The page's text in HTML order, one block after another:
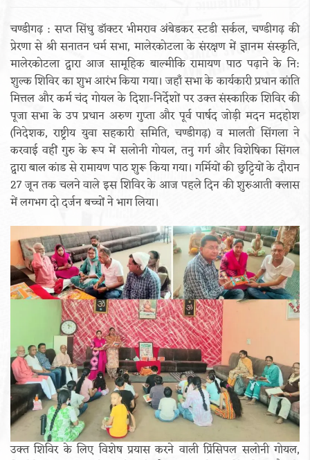
चण्डीगढ़ : सप्त सिंधु डॉक्टर भीमराव अंबेडकर स्टडी सर्कल, चण्डीगढ़ की
प्रेरणा से श्री सनातन धर्म सभा, मालेरकोटला के संरक्षण में ज्ञानम संस्कृति,
मालेरकोटला द्वारा आज सामूहिक बाल्मीकि रामायण पाठ पढ़ाने के नि:
शुल्क शिविर का शुभ आरंभ किया गया। जहाँ सभा के कार्यकारी प्रधान कांति
मित्तल और कर्म चंद गोयल के दिशा-निर्देशों पर उक्त संस्कारिक शिविर की
पूजा सभा के उप प्रधान अरुण गुप्ता और पूर्व पार्षद जोड़ी मदन मदहोश
(निदेशक, राष्ट्रीय युवा सहकारी समिति, चण्डीगढ़) व मालती सिंगला ने
करवाई वहीं गुरु के रूप में सलोनी गोयल, तनु गर्ग और विशेषिका सिंगल
द्वारा बाल कांड से रामायण पाठ शुरू किया गया। गर्मियों की छुट्टियों के दौरान
27 जून तक चलने वाले इस शिविर के आज पहले दिन की शुरुआती क्लास
में लगभग दो दर्जन बच्चों ने भाग लिया।
उक्त शिविर के लिए विशेष प्रयास करने वाली प्रिंसिपल सलोनी गोयल,